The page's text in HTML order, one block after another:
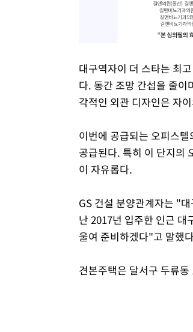
대구역자이 더 스타는 최
다. 동간 조망 간섭을 줄이
각적인 외관 디자인은 자
이번에 공급되는 오피스
공급된다. 특히 이 단지의
이 자유롭다.
GS 건설 분양관계자는 "
난 2017년 입주한 인근 대
울여 준비하겠다"고 말했
견본주택은 달서구 두류